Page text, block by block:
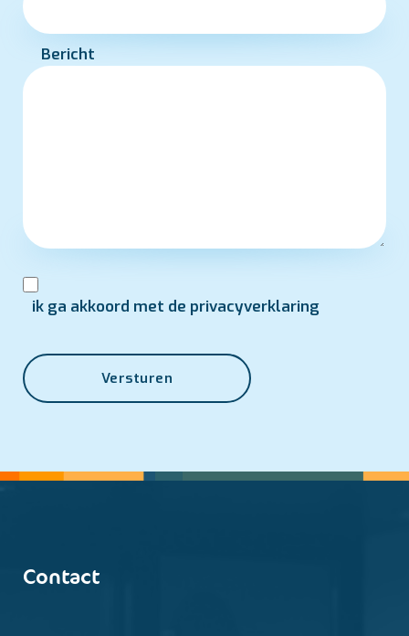
Bericht
ik ga akkoord met de privacyverklaring
Versturen
Contact